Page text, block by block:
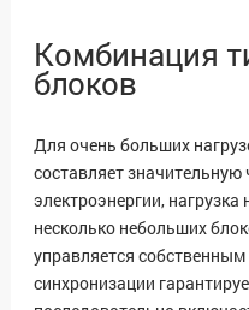
Комбинация
блоков
Для очень больших
составляет
электроэнергии, нагрузка
несколько небольших
управляется
синхронизации